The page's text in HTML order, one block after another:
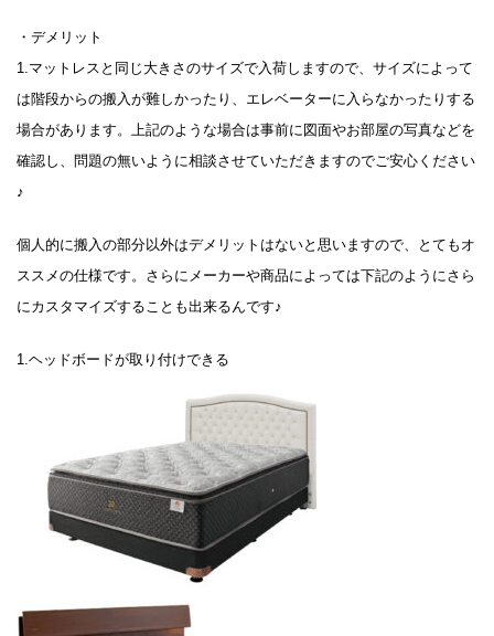
・デメリット
1.マットレスと同じ大きさのサイズで入荷しますので、サイズによって
は階段からの搬入が難しかったり、エレベーターに入らなかったりする
場合があります。上記のような場合は事前に図面やお部屋の写真などを
確認し、問題の無いように相談させていただきますのでご安心ください
♪
個人的に搬入の部分以外はデメリットはないと思いますので、とてもオ
ススメの仕様です。さらにメーカーや商品によっては下記のようにさら
にカスタマイズすることも出来るんです♪
1.ヘッドボードが取り付けできる